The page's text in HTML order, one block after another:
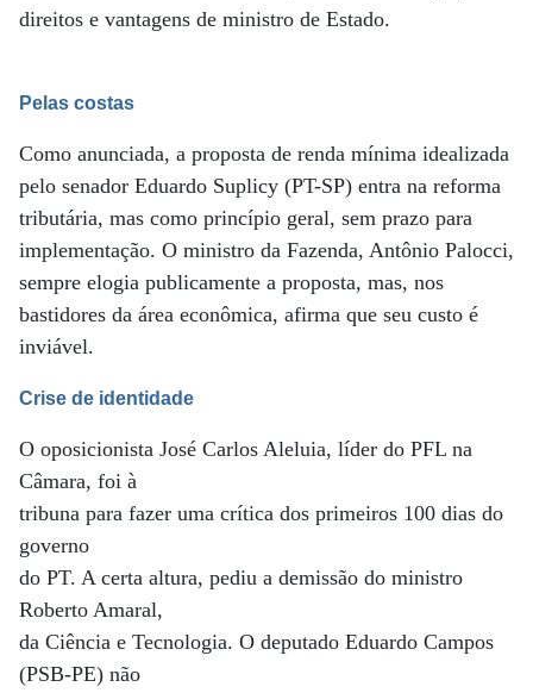
direitos e vantagens de ministro de Estado.
Pelas costas
Como anunciada, a proposta de renda mínima idealizada
pelo senador Eduardo Suplicy (PT-SP) entra na reforma
tributária, mas como princípio geral, sem prazo para
implementação. O ministro da Fazenda, Antônio Palocci,
sempre elogia publicamente a proposta, mas, nos
bastidores da área econômica, afirma que seu custo é
inviável.
Crise de identidade
O oposicionista José Carlos Aleluia, líder do PFL na
Câmara, foi à
tribuna para fazer uma crítica dos primeiros 100 dias do
governo
do PT. A certa altura, pediu a demissão do ministro
Roberto Amaral,
da Ciência e Tecnologia. O deputado Eduardo Campos
(PSB-PE) não